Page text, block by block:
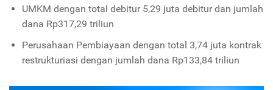
UMKM dengan total debitur 5,29 juta debitur dan jumlah
dana Rp317,29 triliun
Perusahaan Pembiayaan dengan total 3,74 juta kontrak
restrukturiasi dengan jumlah dana Rp133,84 triliun